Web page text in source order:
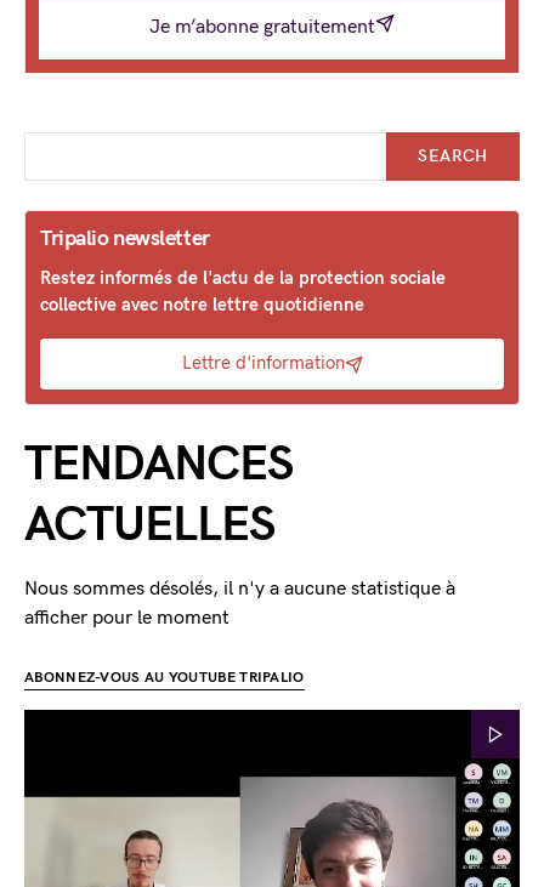
Je m’abonne gratuitement
SEARCH
Tripalio newsletter
Restez informés de l'actu de la protection sociale
collective avec notre lettre quotidienne
Lettre d'information
TENDANCES
ACTUELLES
Nous sommes désolés, il n'y a aucune statistique à
afficher pour le moment
ABONNEZ-VOUS AU YOUTUBE TRIPALIO